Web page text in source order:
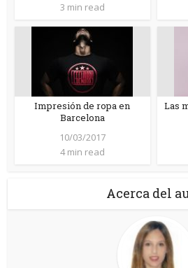
3 min read
Impresión de ropa en
Barcelona
10/03/2017
4 min read
Las
Acerca del